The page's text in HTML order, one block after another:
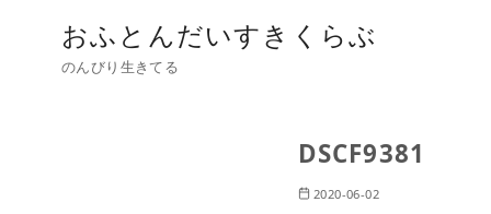
おふとんだいすきくらぶ
のんびり生きてる
DSCF9381
2020-06-02